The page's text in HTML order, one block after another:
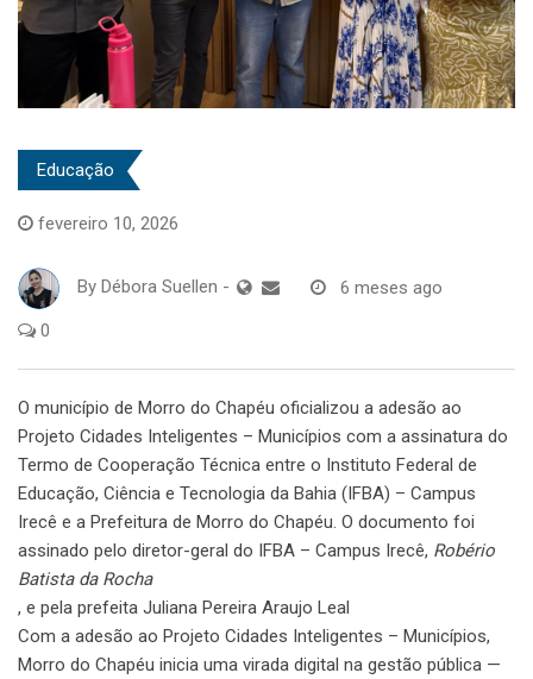
Educação
fevereiro 10, 2026
By Débora Suellen - 6 meses ago
0
O município de Morro do Chapéu oficializou a adesão ao
Projeto Cidades Inteligentes – Municípios com a assinatura do
Termo de Cooperação Técnica entre o Instituto Federal de
Educação, Ciência e Tecnologia da Bahia (IFBA) – Campus
Irecê e a Prefeitura de Morro do Chapéu. O documento foi
assinado pelo diretor-geral do IFBA – Campus Irecê, Robério
Batista da Rocha
, e pela prefeita Juliana Pereira Araujo Leal
Com a adesão ao Projeto Cidades Inteligentes – Municípios,
Morro do Chapéu inicia uma virada digital na gestão pública —